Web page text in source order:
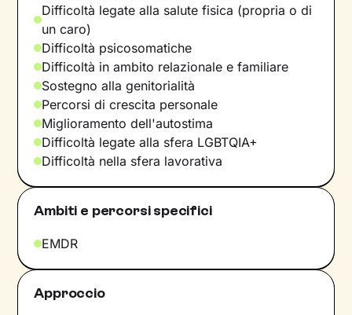
Difficoltà legate alla salute fisica (propria o di
un caro)
Difficoltà psicosomatiche
Difficoltà in ambito relazionale e familiare
Sostegno alla genitorialità
Percorsi di crescita personale
Miglioramento dell'autostima
Difficoltà legate alla sfera LGBTQIA+
Difficoltà nella sfera lavorativa
Ambiti e percorsi specifici
EMDR
Approccio